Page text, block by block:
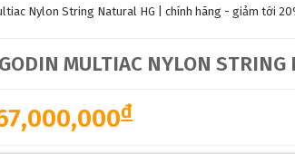
Nylon String Natural HG | chính hãng - giảm tới
MULTIAC NYLON STRING
đ